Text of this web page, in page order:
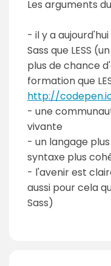
Les arguments
- il y a
Sass que LESS
plus de chance
formation que
http://
- une
vivante
- un langage
syntaxe plus
- l'avenir est
aussi pour cela
Sass)